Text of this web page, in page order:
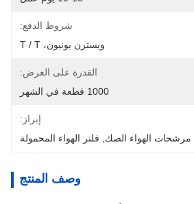
شروط الدفع:
ويسترن يونيون، T / T
القدرة على العرض:
1000 قطعة في الشهر
إبراز:
مرشحات الهواء الصك
فلتر الهواء المحمولة
وصف المنتج